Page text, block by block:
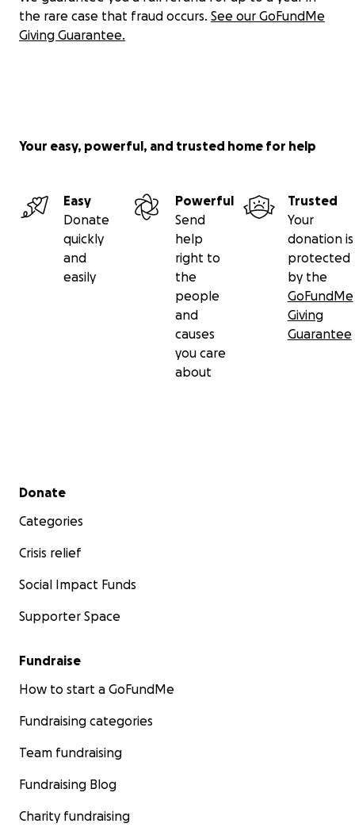
the rare case that fraud occurs. See our GoFundMe
Giving Guarantee.
Your easy, powerful, and trusted home for help
Easy
Donate
quickly
and
easily
Powerful
Send
help
right to
the
people
and
causes
you care
about
Trusted
Your
donation is
protected
by the
GoFundMe
Giving
Guarantee
Secondary menu
Donate
Categories
Crisis relief
Social Impact Funds
Supporter Space
Fundraise
How to start a GoFundMe
Fundraising categories
Team fundraising
Fundraising Blog
Charity fundraising